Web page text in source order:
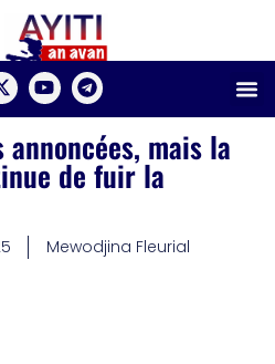
mais la
de fuir la
Mewodjina Fleurial